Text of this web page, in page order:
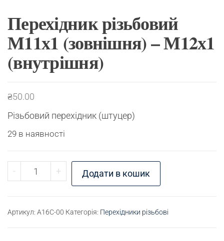
Перехідник різьбовий
М11х1 (зовнішня) – М12х1
(внутрішня)
₴50.00
Різьбовий перехідник (штуцер)
29 в наявності
- Перехідник різьбовий М11х1 (зовнішня) -
+ Додати в кошик
Артикул: A16C-00 Категорія: Перехідники різьбові